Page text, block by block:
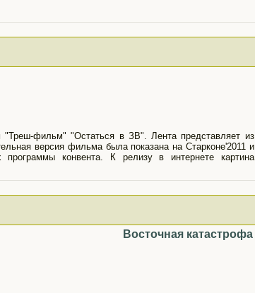
"Треш-фильм" "Остаться в ЗВ". Лента представляет из
версия фильма была показана на Старконе'2011 и
конвента. К релизу в интернете картина
Восточная катастрофа